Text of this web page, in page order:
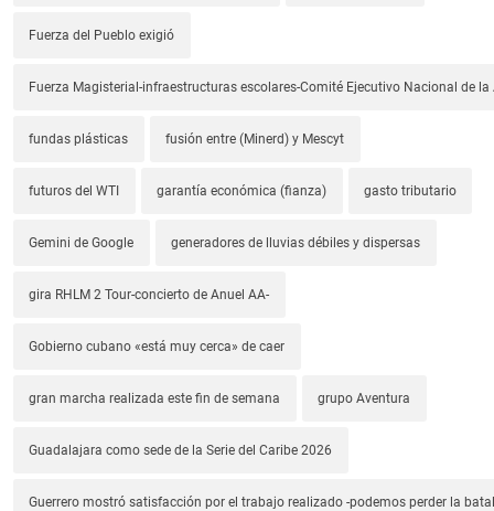
Fuerza del Pueblo exigió
Fuerza Magisterial-infraestructuras escolares-Comité Ejecutivo Nacional de la
fundas plásticas fusión entre (Minerd) y Mescyt
futuros del WTI garantía económica (fianza) gasto tributario
Gemini de Google generadores de lluvias débiles y dispersas
gira RHLM 2 Tour-concierto de Anuel AA-
Gobierno cubano «está muy cerca» de caer
gran marcha realizada este fin de semana grupo Aventura
Guadalajara como sede de la Serie del Caribe 2026
Guerrero mostró satisfacción por el trabajo realizado -podemos perder la